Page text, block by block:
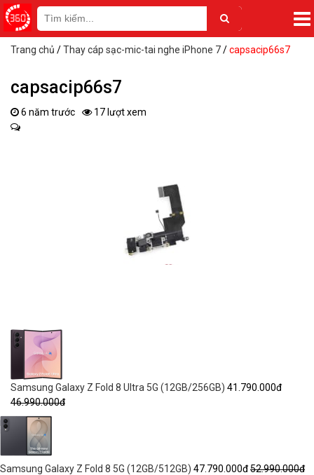
Trang chủ /Thay cáp sạc-mic-tai nghe iPhone 7/capsacip66s7
capsacip66s7
6 năm trước 17 lượt xem
Samsung Galaxy Z Fold 8 Ultra 5G (12GB/256GB) 41.790.000đ
46.990.000đ
Samsung Galaxy Z Fold 8 5G (12GB/512GB) 47.790.000đ52.990.000đ